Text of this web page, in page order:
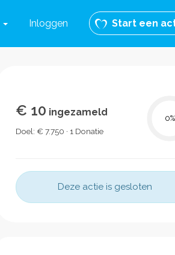
Inloggen Start een
€ 10 ingezameld
Doel: € 7.750 · 1 Donatie
0%
Deze actie is gesloten